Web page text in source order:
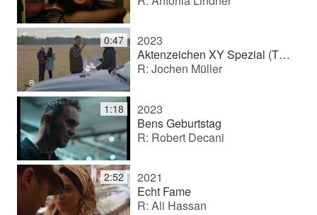
i
d
e
o
0:47
2023
Aktenzeichen XY Spezial (TV series)
R: Jochen Müller
1:18
2023
Bens Geburtstag
R: Robert Decani
2:52
2021
Echt Fame
R: Ali Hassan